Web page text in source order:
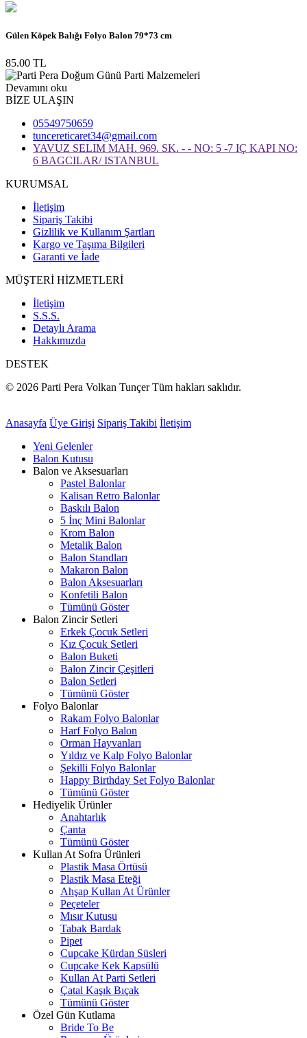
Gülen Köpek Balığı Folyo Balon 79*73 cm
85.00 TL
Devamını oku
BİZE ULAŞIN
05549750659
tuncereticaret34@gmail.com
YAVUZ SELIM MAH. 969. SK. - - NO: 5 -7 IÇ KAPI NO:
6 BAGCILAR/ ISTANBUL
KURUMSAL
İletişim
Sipariş Takibi
Gizlilik ve Kullanım Şartları
Kargo ve Taşıma Bilgileri
Garanti ve İade
MÜŞTERİ HİZMETLERİ
İletişim
S.S.S.
Detaylı Arama
Hakkımızda
DESTEK
© 2026 Parti Pera Volkan Tunçer Tüm hakları saklıdır.
Anasayfa Üye Girişi Sipariş Takibi İletişim
Yeni Gelenler
Balon Kutusu
Balon ve Aksesuarları
Pastel Balonlar
Kalisan Retro Balonlar
Baskılı Balon
5 İnç Mini Balonlar
Krom Balon
Metalik Balon
Balon Standları
Makaron Balon
Balon Aksesuarları
Konfetili Balon
Tümünü Göster
Balon Zincir Setleri
Erkek Çocuk Setleri
Kız Çocuk Setleri
Balon Buketi
Balon Zincir Çeşitleri
Balon Setleri
Tümünü Göster
Folyo Balonlar
Rakam Folyo Balonlar
Harf Folyo Balon
Orman Hayvanları
Yıldız ve Kalp Folyo Balonlar
Şekilli Folyo Balonlar
Happy Birthday Set Folyo Balonlar
Tümünü Göster
Hediyelik Ürünler
Anahtarlık
Çanta
Tümünü Göster
Kullan At Sofra Ürünleri
Plastik Masa Örtüsü
Plastik Masa Eteği
Ahşap Kullan At Ürünler
Peçeteler
Mısır Kutusu
Tabak Bardak
Pipet
Cupcake Kürdan Süsleri
Cupcake Kek Kapsülü
Kullan At Parti Setleri
Çatal Kaşık Bıçak
Tümünü Göster
Özel Gün Kutlama
Bride To Be